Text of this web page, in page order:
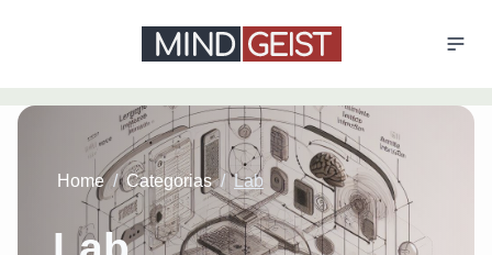
Home / Categorias / Lab